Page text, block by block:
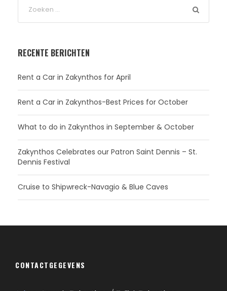
RECENTE BERICHTEN
Rent a Car in Zakynthos for April
Rent a Car in Zakynthos-Best Prices for October
What to do in Zakynthos in September & October
Zakynthos Celebrates our Patron Saint Dennis – St.
Dennis Festival
Cruise to Shipwreck-Navagio & Blue Caves
CONTACTGEGEVENS